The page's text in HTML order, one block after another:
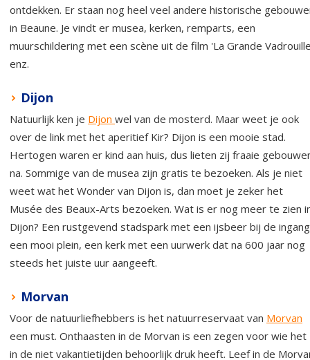
ontdekken. Er staan nog heel veel andere historische
in Beaune. Je vindt er musea, kerken, remparts, een
muurschildering met een scène uit de film 'La Grande
enz.
Dijon
Natuurlijk ken je Dijon wel van de mosterd. Maar weet je ook
over de link met het aperitief Kir? Dijon is een mooie stad.
Hertogen waren er kind aan huis, dus lieten zij fraaie
na. Sommige van de musea zijn gratis te bezoeken. Als je niet
weet wat het Wonder van Dijon is, dan moet je zeker het
Musée des Beaux-Arts bezoeken. Wat is er nog meer te zien
Dijon? Een rustgevend stadspark met een ijsbeer bij de
een mooi plein, een kerk met een uurwerk dat na 600 jaar nog
steeds het juiste uur aangeeft.
Morvan
Voor de natuurliefhebbers is het natuurreservaat van Morvan
een must. Onthaasten in de Morvan is een zegen voor wie het
in de niet vakantietijden behoorlijk druk heeft. Leef in de